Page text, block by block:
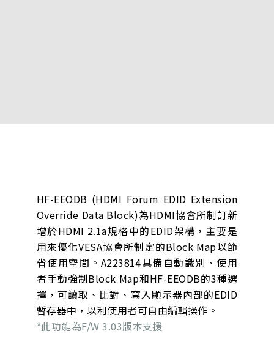
HF-EEODB (HDMI Forum EDID Extension
Override Data Block)為HDMI協會所制訂新
增於HDMI 2.1a規格中的EDID架構，主要是
用來優化VESA協會所制定的Block Map以節
省使用空間。A223814具備自動識別、使用
者手動強制Block Map和HF-EEODB的3種選
擇，可讀取、比對、寫入顯示器內部的EDID
暫存器中，以利使用者可自由編輯操作。
*此功能為F/W 3.03版本支援